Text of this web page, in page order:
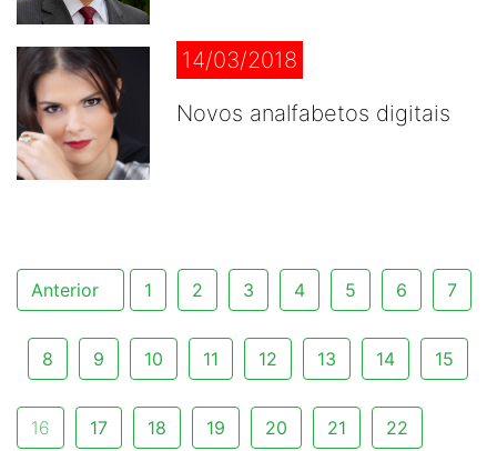
14/03/2018
Novos analfabetos digitais
Anterior 1 2 3 4 5 6 7
8 9 10 11 12 13 14 15
16 17 18 19 20 21 22